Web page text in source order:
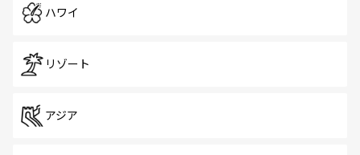
ハワイ
リゾート
アジア